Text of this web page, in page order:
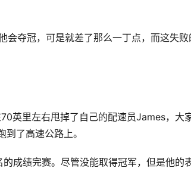
会夺冠，可是就差了那么一丁点，而这失败
英里左右甩掉了自己的配速员James，大
了高速公路上。
成绩完赛。尽管没能取得冠军，但是他的